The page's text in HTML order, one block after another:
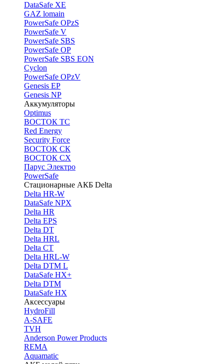
DataSafe XE
GAZ lomain
PowerSafe OPzS
PowerSafe V
PоwerSafe SBS
PowerSafe OP
PоwerSafe SBS EON
Cyclon
PowerSafe OPzV
Genesis EP
Genesis NP
Аккумуляторы
Optimus
ВОСТОК ТС
Red Energy
Security Force
ВОСТОК СК
ВОСТОК СХ
Парус Электро
PowerSafe
Стационарные АКБ Delta
Delta HR-W
DataSafe NPX
Delta HR
Delta EPS
Delta DT
Delta HRL
Delta CT
Delta HRL-W
Delta DTM L
DataSafe HX+
Delta DTM
DataSafe HX
Аксессуары
HydroFill
A-SAFE
TVH
Anderson Power Products
REMA
Aquamatic